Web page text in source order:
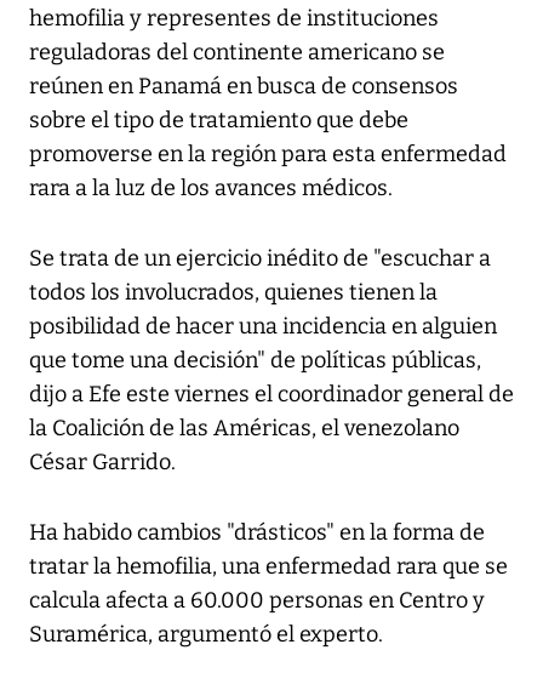
hemofilia y representes de instituciones
reguladoras del continente americano se
reúnen en Panamá en busca de consensos
sobre el tipo de tratamiento que debe
promoverse en la región para esta enfermedad
rara a la luz de los avances médicos.
Se trata de un ejercicio inédito de "escuchar a
todos los involucrados, quienes tienen la
posibilidad de hacer una incidencia en alguien
que tome una decisión" de políticas públicas,
dijo a Efe este viernes el coordinador general de
la Coalición de las Américas, el venezolano
César Garrido.
Ha habido cambios "drásticos" en la forma de
tratar la hemofilia, una enfermedad rara que se
calcula afecta a 60.000 personas en Centro y
Suramérica, argumentó el experto.